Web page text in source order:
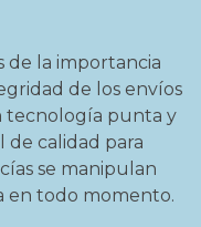
de la importancia
de los envíos
tecnología punta y
de calidad para
se manipulan
en todo momento.